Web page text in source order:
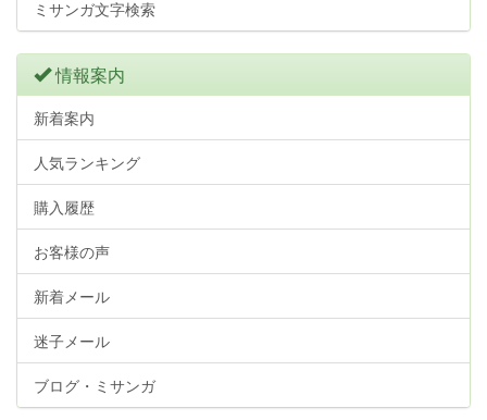
ミサンガ文字検索
情報案内
新着案内
人気ランキング
購入履歴
お客様の声
新着メール
迷子メール
ブログ・ミサンガ